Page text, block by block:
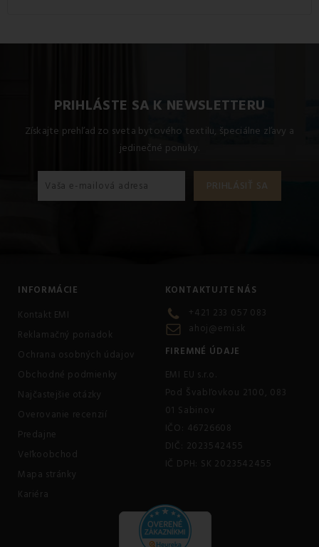
PRIHLÁSTE SA K NEWSLETTERU
Získajte prehľad zo sveta bytového textilu, špeciálne zľavy a
jedinečné ponuky.
INFORMÁCIE
Kontakt EMI
Reklamačný poriadok
Ochrana osobných údajov
Obchodné podmienky
Najčastejšie otázky
Overovanie recenzií
Predajne
Veľkoobchod
Mapa stránky
Kariéra
KONTAKTUJTE NÁS
+421 233 057 083
ahoj@emi.sk
FIREMNÉ ÚDAJE
EMI EU s.r.o.
Pod Švabľovkou 2100, 083
01 Sabinov
IČO: 46726608
DIČ: 2023542455
IČ DPH: SK 2023542455